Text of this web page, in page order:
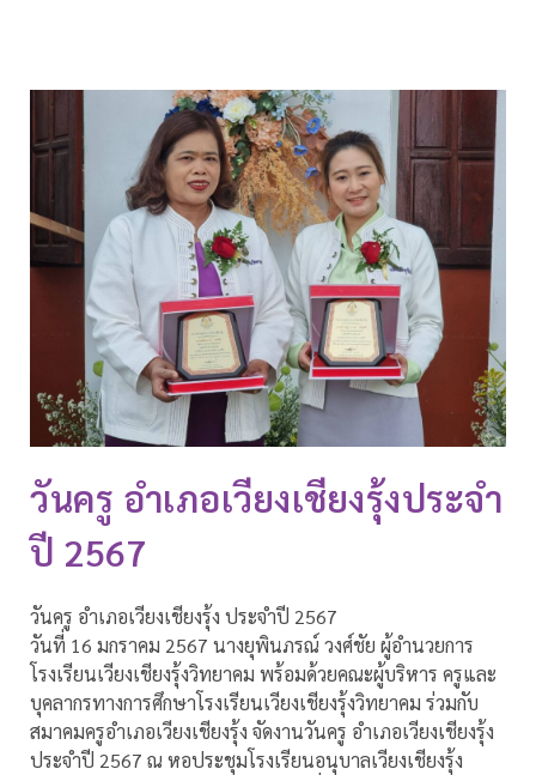
วันครู อำเภอเวียงเชียงรุ้งประจำ
ปี 2567
วันครู อำเภอเวียงเชียงรุ้ง ประจำปี 2567
วันที่ 16 มกราคม 2567 นางยุพินภรณ์ วงศ์ชัย ผู้อำนวยการ
โรงเรียนเวียงเชียงรุ้งวิทยาคม พร้อมด้วยคณะผู้บริหาร ครูและ
บุคลากรทางการศึกษาโรงเรียนเวียงเชียงรุ้งวิทยาคม ร่วมกับ
สมาคมครูอำเภอเวียงเชียงรุ้ง จัดงานวันครู อำเภอเวียงเชียงรุ้ง
ประจำปี 2567 ณ หอประชุมโรงเรียนอนุบาลเวียงเชียงรุ้ง